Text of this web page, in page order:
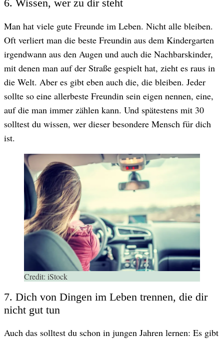
6. Wissen, wer zu dir steht
Man hat viele gute Freunde im Leben. Nicht alle bleiben.
Oft verliert man die beste Freundin aus dem Kindergarten
irgendwann aus den Augen und auch die Nachbarskinder,
mit denen man auf der Straße gespielt hat, zieht es raus in
die Welt. Aber es gibt eben auch die, die bleiben. Jeder
sollte so eine allerbeste Freundin sein eigen nennen, eine,
auf die man immer zählen kann. Und spätestens mit 30
solltest du wissen, wer dieser besondere Mensch für dich
ist.
Credit: iStock
7. Dich von Dingen im Leben trennen, die dir
nicht gut tun
Auch das solltest du schon in jungen Jahren lernen: Es gibt